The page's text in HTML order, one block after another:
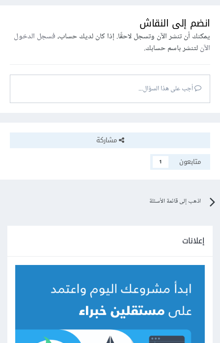
انضم إلى النقاش
يمكنك أن تنشر الآن وتسجل لاحقًا. إذا كان لديك حساب،فسجل الدخول
الآنلتنشر باسم حسابك.
أجب على هذا السؤال...
مشاركة
متابعون
1
اذهب إلى قائمة الأسئلة
إعلانات